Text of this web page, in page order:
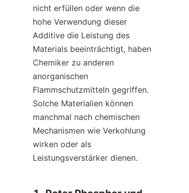
nicht erfüllen oder wenn die
hohe Verwendung dieser
Additive die Leistung des
Materials beeinträchtigt, haben
Chemiker zu anderen
anorganischen
Flammschutzmitteln gegriffen.
Solche Materialien können
manchmal nach chemischen
Mechanismen wie Verkohlung
wirken oder als
Leistungsverstärker dienen.